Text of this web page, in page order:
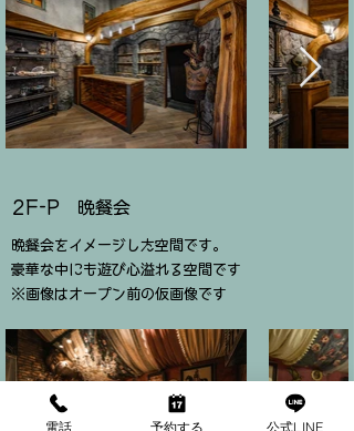
2F-P 晩餐会
晩餐会をイメージした空間です。
豪華な中にも遊び心溢れる空間です
​※画像はオープン前の仮画像です
電話 予約する 公式LINE